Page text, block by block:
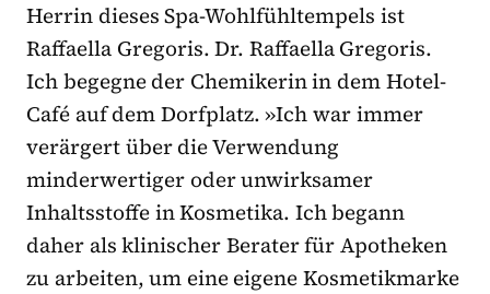
Herrin dieses Spa-Wohlfühltempels ist
Raffaella Gregoris. Dr. Raffaella Gregoris.
Ich begegne der Chemikerin in dem Hotel-
Café auf dem Dorfplatz. »Ich war immer
verärgert über die Verwendung
minderwertiger oder unwirksamer
Inhaltsstoffe in Kosmetika. Ich begann
daher als klinischer Berater für Apotheken
zu arbeiten, um eine eigene Kosmetikmarke